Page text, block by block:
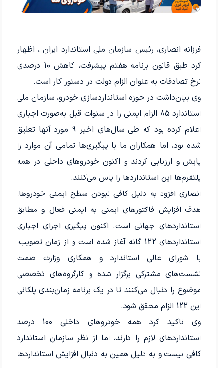
فرزانه انصاری، رئیس سازمان ملی استاندارد ایران ، اظهار
کرد طبق قانون برنامه هفتم پیشرفت، کاهش 10 درصدی
نرخ تصادفات به عنوان الزام دولت در دستور کار است.
وی بیان‌داشت در حوزه استانداردسازی خودرو، سازمان ملی
استاندارد 85 الزام ایمنی را در سنوات قبل به‌صورت اجباری
اعلام کرده بود که طی سال‌های اخیر 9 مورد آنها تعلیق
شده بود، اما همکاران ما با پیگیری‌ها تمامی آن موارد را
پایش و ارزیابی کردند و اکنون خودروهای داخلی در همه
پلتفرم‌ها این استانداردها را پاس می‌کنند.
انصاری افزود به دلیل کافی نبودن سطح ایمنی خودروها،
هدف افزایش فاکتورهای ایمنی به ایمنی فعال و مطابق
استانداردهای جهانی است. اکنون پیگیری اجرای اجباری
استانداردهای 122 گانه آغاز شده است و از زمان تصویب،
با شورای عالی استاندارد و همکاری وزارت صمت
نشست‌های مشترکی برگزار شده و کارگروه‌های تخصصی
موضوع را دنبال می‌کنند تا در یک برنامه زمان‌بندی پلکانی
این 122 الزام محقق شود.
وی تاکید کرد همه خودروهای داخلی 100 درصد
استانداردهای لازم را دارند، اما از نظر سازمان استاندارد
کافی نیست و به دلیل همین به دنبال افزایش استانداردها